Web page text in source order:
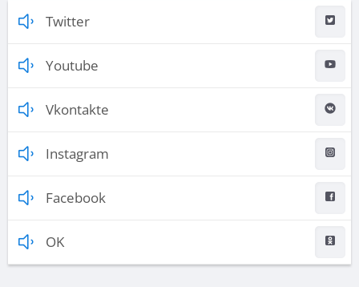
Twitter
Youtube
Vkontakte
Instagram
Facebook
OK